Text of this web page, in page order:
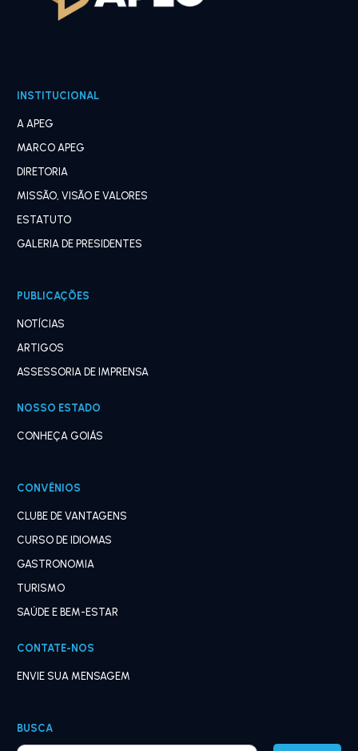
INSTITUCIONAL
A APEG
MARCO APEG
DIRETORIA
MISSÃO, VISÃO E VALORES
ESTATUTO
GALERIA DE PRESIDENTES
PUBLICAÇÕES
NOTÍCIAS
ARTIGOS
ASSESSORIA DE IMPRENSA
NOSSO ESTADO
CONHEÇA GOIÁS
CONVÊNIOS
CLUBE DE VANTAGENS
CURSO DE IDIOMAS
GASTRONOMIA
TURISMO
SAÚDE E BEM-ESTAR
CONTATE-NOS
ENVIE SUA MENSAGEM
BUSCA